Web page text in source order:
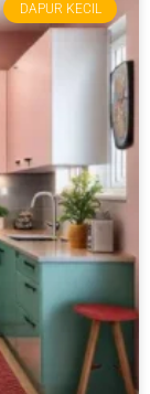
DAPUR KECIL